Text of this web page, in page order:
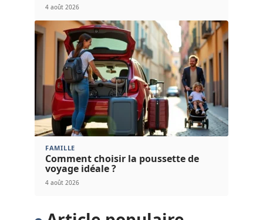
4 août 2026
FAMILLE
Comment choisir la poussette de
voyage idéale ?
4 août 2026